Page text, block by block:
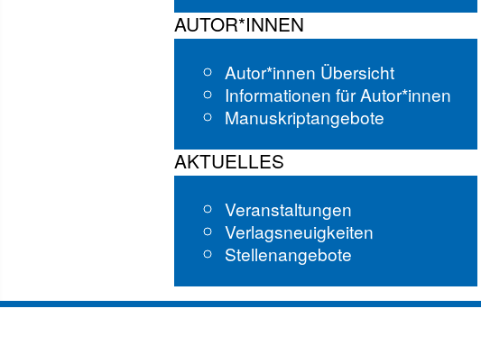
AUTOR*INNEN
Autor*innen Übersicht
Informationen für Autor*innen
Manuskriptangebote
AKTUELLES
Veranstaltungen
Verlagsneuigkeiten
Stellenangebote